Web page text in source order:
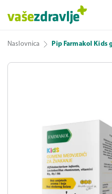
Naslovnica Pip Farmakol Kids